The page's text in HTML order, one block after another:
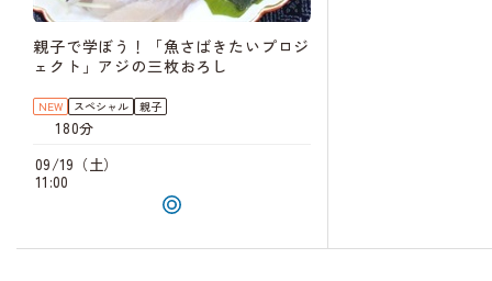
親子で学ぼう！「魚さばきたいプロジ
ェクト」アジの三枚おろし
NEW スペシャル 親子
180分
09/19（土）
11:00